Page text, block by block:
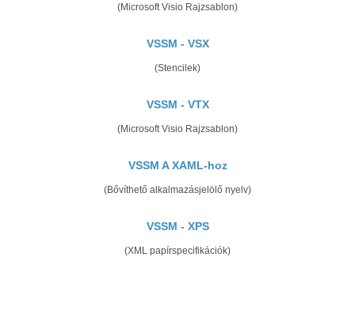
(Microsoft Visio Rajzsablon)
VSSM - VSX
(Stencilek)
VSSM - VTX
(Microsoft Visio Rajzsablon)
VSSM A XAML-hoz
(Bővíthető alkalmazásjelölő nyelv)
VSSM - XPS
(XML papírspecifikációk)